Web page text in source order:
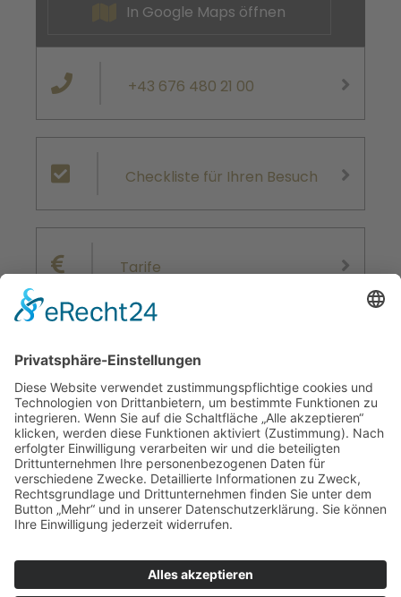
In Google Maps öffnen
+43 676 480 21 00
Checkliste für Ihren Besuch
Tarife
Wahlarztinfos
Ordinationszeiten:
Montag, Dienstag und Donnerstag
nachmittags nach Vereinbarung